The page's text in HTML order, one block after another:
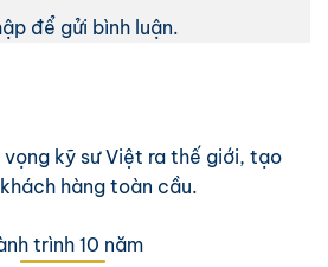
để gửi bình luận.
kỹ sư Việt ra thế giới, tạo
hàng toàn cầu.
trình 10 năm